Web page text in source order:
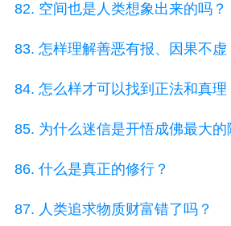
82. 空间也是人类想象出来的吗？
83. 怎样理解善恶有报、因果不虚
84. 怎么样才可以找到正法和真理
85. 为什么迷信是开悟成佛最大的
86. 什么是真正的修行？
87. 人类追求物质财富错了吗？